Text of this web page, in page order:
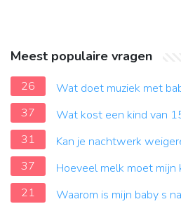
Meest populaire vragen
26
Wat doet muziek met
37
Wat kost een kind van
31
Kan je nachtwerk
37
Hoeveel melk moet mijn
21
Waarom is mijn baby s